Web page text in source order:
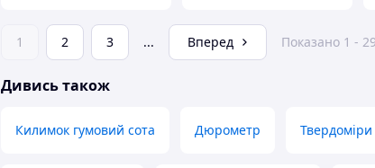
1 2 3 ... Вперед Показано 1 -
Дивись також
Килимок гумовий сота Дюрометр